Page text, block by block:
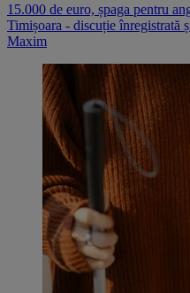
15.000 de euro, șpaga pentru
Timișoara - discuție înregistrată
Maxim